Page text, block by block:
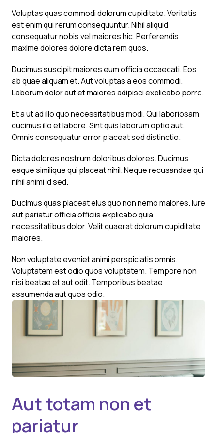
Voluptas quas commodi dolorum cupiditate. Veritatis
est enim qui rerum consequuntur. Nihil aliquid
consequatur nobis vel maiores hic. Perferendis
maxime dolores dolore dicta rem quos.
Ducimus suscipit maiores eum officia occaecati. Eos
ab quae aliquam et. Aut voluptas a eos commodi.
Laborum dolor aut et maiores adipisci explicabo porro.
Et a ut ad illo quo necessitatibus modi. Qui laboriosam
ducimus illo et labore. Sint quis laborum optio aut.
Omnis consequatur error placeat sed distinctio.
Dicta dolores nostrum doloribus dolores. Ducimus
eaque similique qui placeat nihil. Neque recusandae qui
nihil animi id sed.
Ducimus quas placeat eius quo non nemo maiores. Iure
aut pariatur officia officiis explicabo quia
necessitatibus dolor. Velit quaerat dolorum cupiditate
maiores.
Non voluptate eveniet animi perspiciatis omnis.
Voluptatem est odio quos voluptatem. Tempore non
nisi beatae et aut odit. Temporibus beatae
assumenda aut quos odio.
Aut totam non et
pariatur